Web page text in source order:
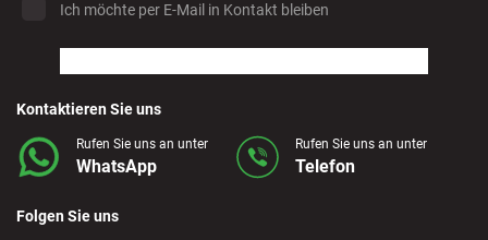
Ich möchte per E-Mail in Kontakt bleiben
Kontaktieren Sie uns
Rufen Sie uns an unter
WhatsApp
Rufen Sie uns an unter
Telefon
Folgen Sie uns